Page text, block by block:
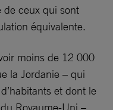
de ceux qui sont
équivalente.
moins de 12 000
la Jordanie – qui
et dont le
Royaume-Uni –